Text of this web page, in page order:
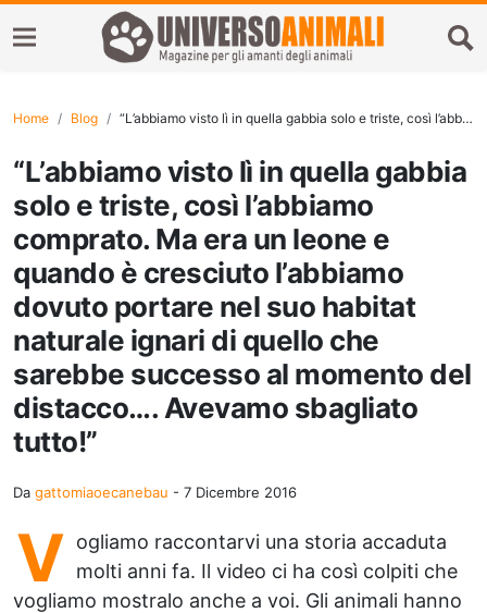
Home Blog “L’abbiamo visto lì in quella gabbia solo e triste, così l’abbiamo comprato. Ma era un leone e quando è cresciuto l’abbiamo dovuto portare nel suo habitat naturale ignari di quello che sarebbe successo al momento del distacco…. Avevamo sbagliato tutto!”
“L’abbiamo visto lì in quella gabbia
solo e triste, così l’abbiamo
comprato. Ma era un leone e
quando è cresciuto l’abbiamo
dovuto portare nel suo habitat
naturale ignari di quello che
sarebbe successo al momento del
distacco…. Avevamo sbagliato
tutto!”
Da gattomiaoecanebau - 7 Dicembre 2016
V ogliamo raccontarvi una storia accaduta
molti anni fa. Il video ci ha così colpiti che
vogliamo mostralo anche a voi. Gli animali hanno